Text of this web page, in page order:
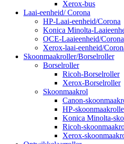
Xerox-bus
Laai-eenheid/ Corona
HP-Laai-eenheid/Corona
Konica Minolta-
OCE-Laaieenheid/Corona
Xerox-laai-eenheid/
Skoonmaakroller/Borselroller
Borselroller
Ricoh-Borselroller
Xerox-Borselroller
Skoonmaakrol
Canon-
HP-
Konica Minolta-
Ricoh-
Xerox-